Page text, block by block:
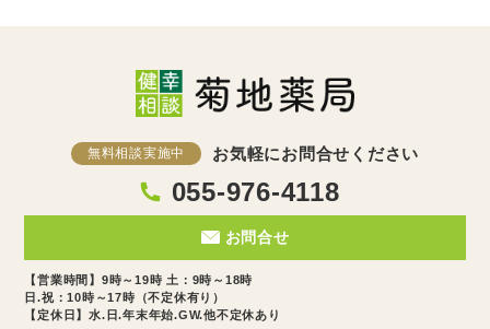
無料相談実施中 お気軽にお問合せください
055-976-4118
お問合せ
【営業時間】9時～19時 土：9時～18時
日.祝：10時～17時（不定休有り）
【定休日】水.日.年末年始.GW.他不定休あり